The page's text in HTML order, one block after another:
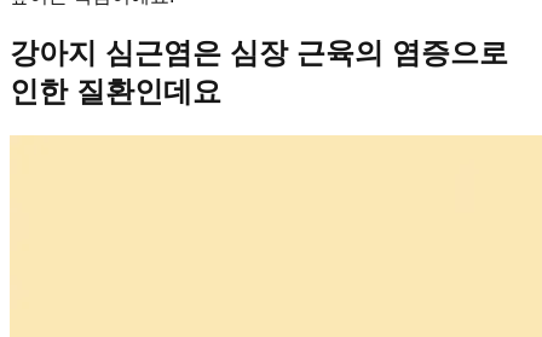
강아지 심근염은 심장 근육의 염증으로
인한 질환인데요